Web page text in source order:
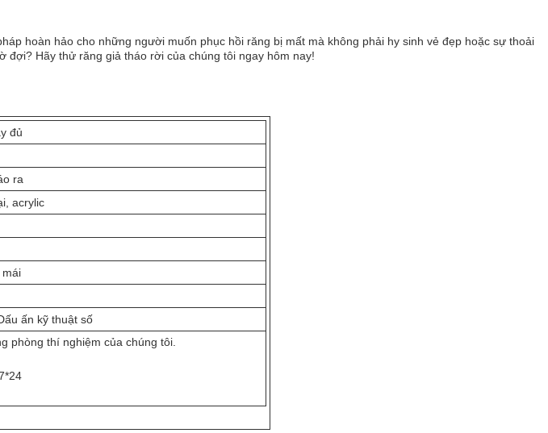
hoàn hảo cho những người muốn phục hồi răng bị mất mà không phải hy sinh vẻ đẹp hoặc sự thoải
đợi? Hãy thử răng giả tháo rời của chúng tôi ngay hôm nay!
đủ
ra
acrylic
ấn kỹ thuật số
phòng thí nghiệm của chúng tôi.